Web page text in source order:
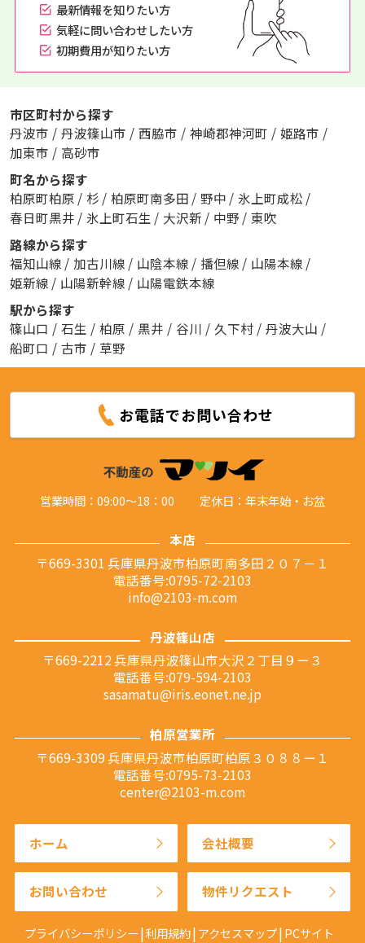
最新情報を知りたい方
気軽に問い合わせしたい方
初期費用が知りたい方
市区町村から探す
丹波市 / 丹波篠山市 / 西脇市 / 神崎郡神河町 / 姫路市 /
加東市 / 高砂市
町名から探す
柏原町柏原 / 杉 / 柏原町南多田 / 野中 / 氷上町成松 /
春日町黒井 / 氷上町石生 / 大沢新 / 中野 / 東吹
路線から探す
福知山線 / 加古川線 / 山陰本線 / 播但線 / 山陽本線 /
姫新線 / 山陽新幹線 / 山陽電鉄本線
駅から探す
篠山口 / 石生 / 柏原 / 黒井 / 谷川 / 久下村 / 丹波大山 /
船町口 / 古市 / 草野
お電話でお問い合わせ
営業時間：09:00～18：00 定休日：年末年始・お盆
本店
〒669-3301 兵庫県丹波市柏原町南多田２０７－１
電話番号:0795-72-2103
info@2103-m.com
丹波篠山店
〒669-2212 兵庫県丹波篠山市大沢２丁目９ー３
電話番号:079-594-2103
sasamatu@iris.eonet.ne.jp
柏原営業所
〒669-3309 兵庫県丹波市柏原町柏原３０８８ー１
電話番号:0795-73-2103
center@2103-m.com
ホーム 会社概要
お問い合わせ 物件リクエスト
プライバシーポリシー 利用規約 アクセスマップ PCサイト